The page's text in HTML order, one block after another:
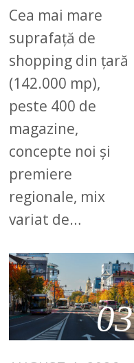
Cea mai mare
suprafață de
shopping din țară
(142.000 mp),
peste 400 de
magazine,
concepte noi și
premiere
regionale, mix
variat de…
03